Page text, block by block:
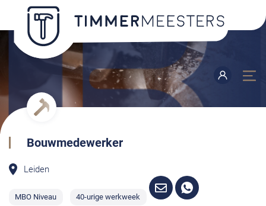
Bouwmedewerker
Leiden
MBO Niveau 40-urige werkweek